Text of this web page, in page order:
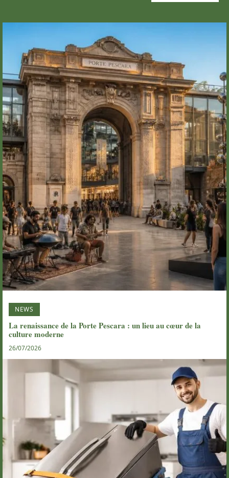
NEWS
La renaissance de la Porte Pescara : un lieu au cœur de la
culture moderne
26/07/2026